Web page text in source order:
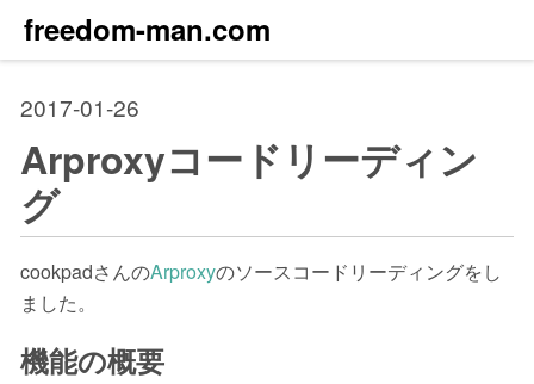
freedom-man.com
2017-01-26
Arproxyコードリーディン
グ
cookpadさんのArproxyのソースコードリーディングをし
ました。
機能の概要